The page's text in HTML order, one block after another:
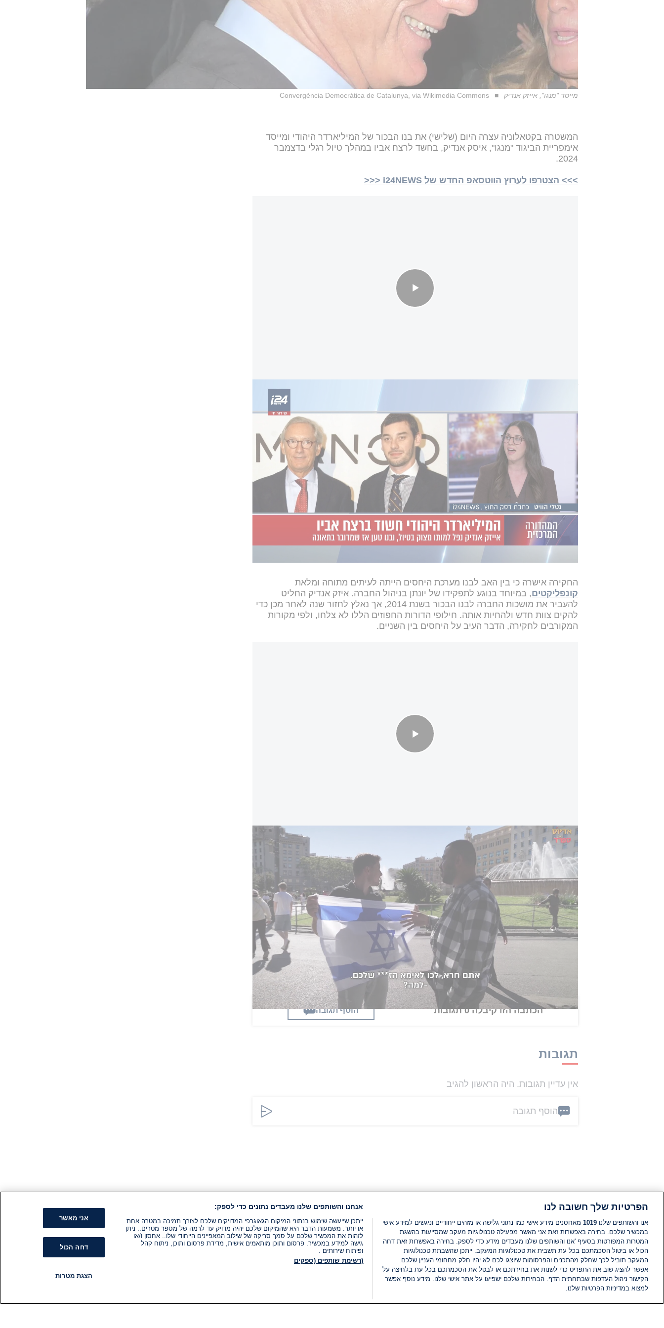
מייסד "מנגו", אייזק אנדיק Convergència Democràtica de Catalunya, via Wikimedia Commons
המשטרה בקטאלוניה עצרה היום (שלישי) את בנו הבכור של המיליארדר היהודי ומייסד
אימפריית הביגוד "מנגו", איסק אנדיק, בחשד לרצח אביו במהלך טיול רגלי בדצמבר
2024.
>>> הצטרפו לערוץ הווטסאפ החדש של i24NEWS <<<
ג'ונתן אנדיק, שהיה לבדו עם אביו בן ה-71 כאשר איל הקמעונאות נפל אל מותו בהרי
המונטסראט הסמוכים לברצלונה בדצמבר 2024, נלקח למעצר, כך מסרה
המשטרה
האזורית של קטלוניה זאת לאחר שבתחילה נחשב האירוע לתאונה, אך כעת, הבן הבכור
חשוד כי דחף את אביו אל ומותו - ולכן נלקח למעצר.
לפני קצת פחות מחצי שנה, ג'ונתן אנדיק היה היחיד שהיה עד לנפילה שגבתה את חייו של
אביו. השניים טיילו ליד מערות סלניטרה כאשר האב אייזק נפל מצוק בגובה 180 מטרים
ומת במקום. הבן טען כי מדובר בהחלקה ולא הבחין במשהו לא שגרתי לפני הנפילה, אך
לאור מספר סתירות שהתגלו בעדותו - במשטרה החליטו על פתיחת החקירה מחדש ועל
מעצרו.
יצוין כי מספר כלי תקשורת ספרדיים רמזו כי השניים ניהלו מערכת יחסים מתוחה, ושהם
היו מעורבים בוויכוח רציני זמן קצר לפני האירוע הטרגי. ג'ונתן אנדיק צפוי כעת להופיע
בפני שופט במהלך השעות הקרובות במרטורל, שבספרד.
החקירה אישרה כי בין האב לבנו מערכת היחסים הייתה לעיתים מתוחה ומלאת
קונפליקטים, במיוחד בנוגע לתפקידו של יונתן בניהול החברה. איזק אנדיק החליט
להעביר את מושכות החברה לבנו הבכור בשנת 2014, אך נאלץ לחזור שנה לאחר מכן כדי
להקים צוות חדש ולהחיות אותה. חילופי הדורות החפוזים הללו לא צלחו, ולפי מקורות
המקורבים לחקירה, הדבר העיב על היחסים בין השניים.
פרויקט מיוחד: כך ספרד הפכה לשונאת הגדולה של ישראל באירופה
אך היחסים המשפחתיים החמירו עוד יותר לאחר מותו של איש העסקים. אשתו וילדיו
החלו במאבק על הירושה. הצוואה האחרונה שעליה חתם אנדיק בפני נוטריון, ביולי 2023,
המורה כי סכומי כסף ונכסים מסוימים יינתנו לאנשים ספציפיים. איש העסקים - האיש
העשיר ביותר בקטלוניה עם הון המוערך ב-4.5 מיליארד אירו, לפי פורבס - השאיר לבת
זוגו חמישה מיליון אירו, סכום שהיא ראתה כלא מספק, כשהיא דורשת 70 מיליון אירו.
מיליון אירו.
איסק אנדיק נחשב לאיש העשיר ביותר בקטלוניה ולאחד מעשירי ספרד. הונו מוערך ב-4.5
מיליארד יורו. את חברת האופנה מנגו הקים בשנת 1984 בברצלונה יחד עם אחיו נחמן
הכתבה הזו קיבלה 0 תגובות הוסף תגובה
תגובות
אין עדיין תגובות. היה הראשון להגיב
הוסף תגובה
הפרטיות שלך חשובה לנו
אנו והשותפים שלנו 1019 מאחסנים מידע אישי כמו נתוני גלישה או מזהים ייחודיים וניגשים למידע אישי
במכשיר שלכם. בחירה באפשרות זאת אני מאשר מפעילה טכנולוגיות מעקב שמסייעות בהשגת
המטרות המפורטות בסעיף 'אנו והשותפים שלנו מעבדים מידע כדי לספק. בחירה באפשרות זאת דחה
הכול או ביטול הסכמתכם בכל עת תשבית את טכנולוגיות המעקב. ייתכן שהשבתת טכנולוגיות
המעקב תוביל לכך שחלק מהתכנים והפרסומות שיוצגו לכם לא יהיו חלק מחחומי העניין שלכם.
אפשר להציג שוב את התפריט כדי לשנות את בחירתכם או לבטל את הסכמתכם בכל עת בלחיצה על
הקישור ניהול העדפות שבתחתית הדף. הבחירות שלכם ישפיעו על אתר אישי שלנו. מידע נוסף אפשר
למצוא במדיניות הפרטיות שלנו.
אנחנו והשותפים שלנו מעבדים נתונים כדי לספק:
ייתכן שייעשה שימוש בנתוני המיקום הגאוגרפי המדויקים שלכם לצורך תמיכה במטרה אחת
או יותר. משמעות הדבר היא שהמיקום שלכם יהיה מדויק עד לרמה של מספר מטרים.. ניתן
לזהות את המכשיר שלכם על סמך סריקה של שילוב המאפיינים הייחודי שלו.. אחסון ו/או
גישה למידע במכשיר. פרסום ותוכן מותאמים אישית, מדידת פרסום ותוכן, ניתוח קהל
ופיתוח שירותים .
(רשימת שותפים (ספקים
אני מאשר
דחה הכול
הצגת מטרות